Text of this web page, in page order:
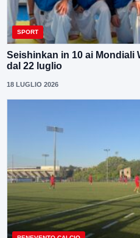
SPORT
Seishinkan in 10 ai Mondiali
dal 22 luglio
18 LUGLIO 2026